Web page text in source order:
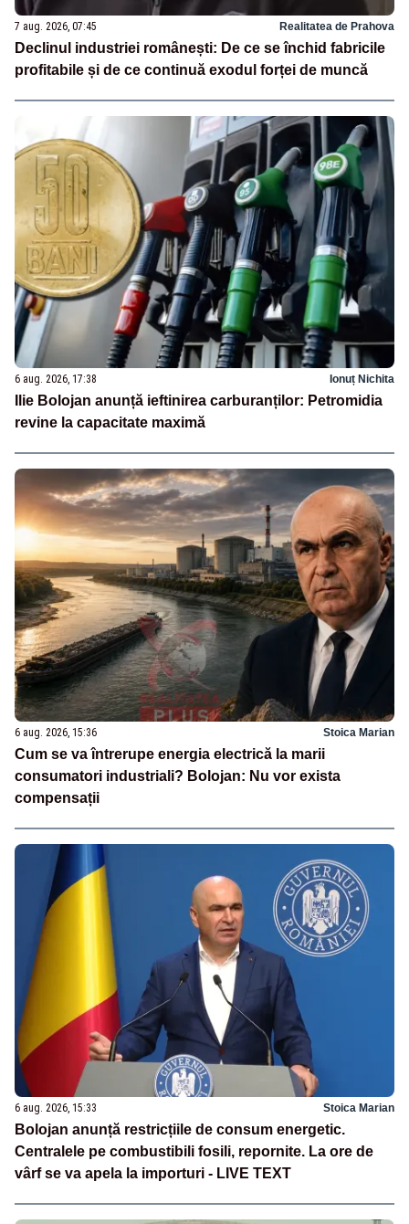
7 aug. 2026, 07:45 Realitatea de Prahova
Declinul industriei românești: De ce se închid fabricile
profitabile și de ce continuă exodul forței de muncă
6 aug. 2026, 17:38 Ionuț Nichita
Ilie Bolojan anunță ieftinirea carburanților: Petromidia
revine la capacitate maximă
6 aug. 2026, 15:36 Stoica Marian
Cum se va întrerupe energia electrică la marii
consumatori industriali? Bolojan: Nu vor exista
compensații
6 aug. 2026, 15:33 Stoica Marian
Bolojan anunță restricțiile de consum energetic.
Centralele pe combustibili fosili, repornite. La ore de
vârf se va apela la importuri - LIVE TEXT